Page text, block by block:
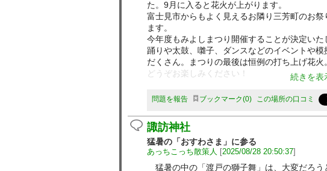
た。9月に入ると花火が上がります。
富士見市からもよく見えるお隣り三芳町のお祭
ます。
今年度もみよしまつり開催することが決定いた
踊りや太鼓、囃子、ダンスなどのイベントや模
だくさん。まつりの最後は恒例の打ち上げ花火。
どうぞお楽しみください！
続きを表
問題を報告 ブックマーク 0 この場所の口コミ
諏訪神社
猛暑の「おすわさま」に参る
あっちこっち散策人 [2025/08/28 20:50:37]
猛暑の中の「渡戸の獅子舞」は、大変だろう